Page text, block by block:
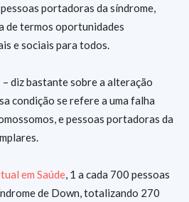
portadoras da síndrome,
de termos oportunidades
e sociais para todos.
– diz bastante sobre a alteração
condição se refere a uma falha
e pessoas portadoras da
em Saúde, 1 a cada 700 pessoas
de Down, totalizando 270